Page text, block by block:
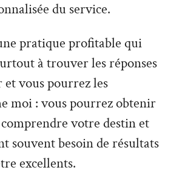
du service.
pratique profitable qui
à trouver les réponses
et vous pourrez les
moi : vous pourrez obtenir
votre destin et
souvent besoin de résultats
excellents.